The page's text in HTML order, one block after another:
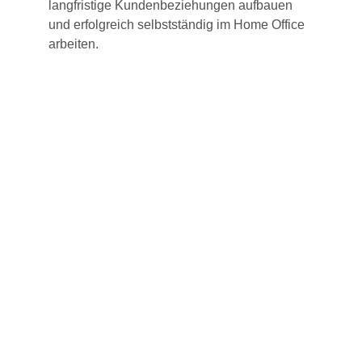
langfristige Kundenbeziehungen aufbauen
und erfolgreich selbstständig im Home Office
arbeiten.